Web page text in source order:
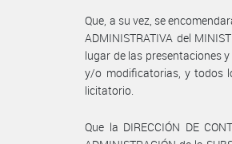
Que, a su vez, se
ADMINISTRATIVA del
lugar de las presentaciones
y/o modificatorias, y todos
licitatorio.
Que la DIRECCIÓN DE